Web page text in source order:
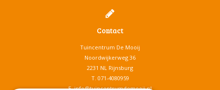
Contact
Tuincentrum De Mooij
Noordwijkerweg 36
2231 NL Rijnsburg
T. 071-4080959
E.info@tuincentrumdemooij.nl